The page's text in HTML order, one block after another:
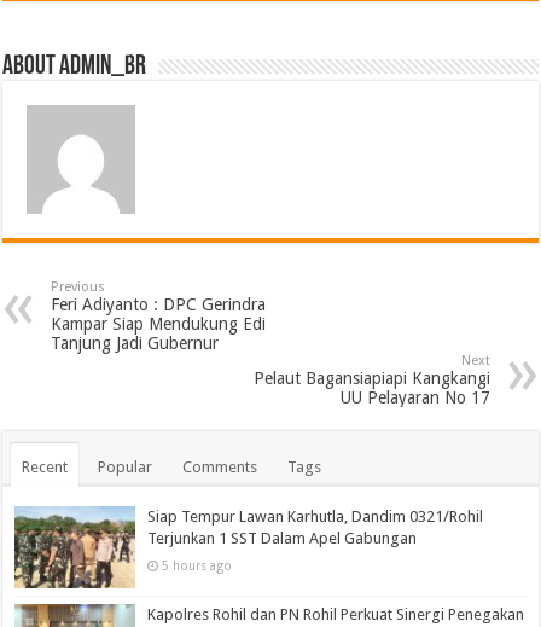
About admin_br
Previous
Feri Adiyanto : DPC Gerindra
Kampar Siap Mendukung Edi
Tanjung Jadi Gubernur
Next
Pelaut Bagansiapiapi Kangkangi
UU Pelayaran No 17
Recent Popular Comments Tags
Siap Tempur Lawan Karhutla, Dandim 0321/Rohil
Terjunkan 1 SST Dalam Apel Gabungan
5 hours ago
Kapolres Rohil dan PN Rohil Perkuat Sinergi Penegakan